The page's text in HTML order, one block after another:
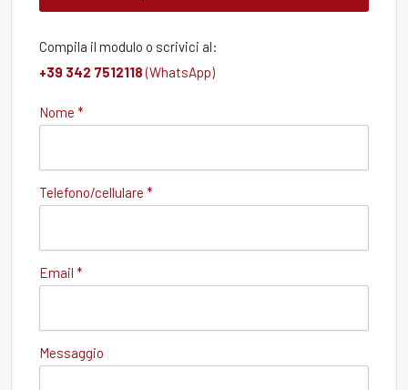
Compila il modulo o scrivici al:
+39 342 7512118(WhatsApp)
Nome *
Telefono/cellulare *
Email *
Messaggio